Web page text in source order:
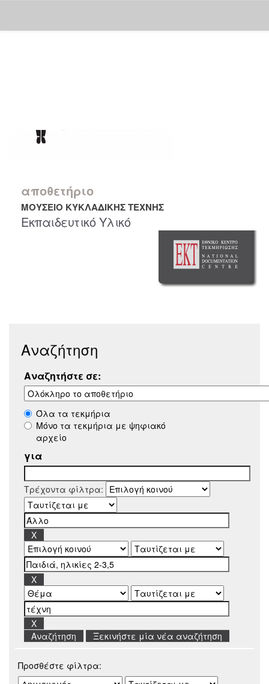
αποθετήριο
ΜΟΥΣΕΙΟ ΚΥΚΛΑΔΙΚΗΣ ΤΕΧΝΗΣ
Εκπαιδευτικό Υλικό
Αναζήτηση
Αναζητήστε σε:
Όλα τα τεκμήρια
Μόνο τα τεκμήρια με ψηφιακό
αρχείο
για
Τρέχοντα φίλτρα:
Ξεκινήστε μία νέα αναζήτηση
Προσθέστε φίλτρα: